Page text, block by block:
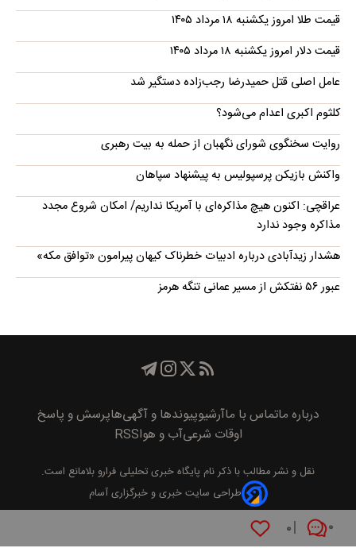
۰ ۰
قیمت طلا امروز یکشنبه ۱۸ مرداد ۱۴۰۵
قیمت دلار امروز یکشنبه ۱۸ مرداد ۱۴۰۵
عامل اصلی قتل حمیدرضا رجب‌زاده دستگیر شد
کلثوم اکبری اعدام می‌شود؟
روایت سخنگوی شورای نگهبان از حمله به بیت رهبری
واکنش بازیکن پرسپولیس به پیشنهاد سپاهان
عراقچی: اکنون هیچ مذاکره‌ای با آمریکا نداریم/ امکان شروع مجدد
مذاکره وجود ندارد
هشدار زیدآبادی درباره ادبیات خطرناک کیهان پیرامون «توافق مکه»
عبور ۵۶ نفتکش از مسیر عمانی تنگه هرمز
درباره ماتماس با ماآرشیوپیوند‌ها و آگهی‌هاپرسش و پاسخ
اوقات شرعیآب و هواRSS
نقل و نشر مطالب با ذکر نام پايگاه خبری تحليلی فرارو بلامانع است.
طراحی سایت خبری و خبرگزاری آسام